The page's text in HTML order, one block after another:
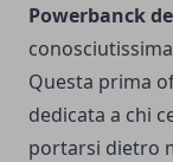
Powerbanck
Questa prima
dedicata a chi
portarsi dietro